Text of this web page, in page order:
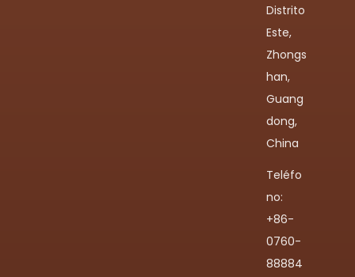
Distrito
Este,
Zhongs
han,
Guang
dong,
China
Teléfo
no:
+86-
0760-
88884